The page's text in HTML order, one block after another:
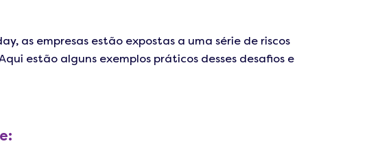
as empresas estão expostas a uma série de riscos
estão alguns exemplos práticos desses desafios e